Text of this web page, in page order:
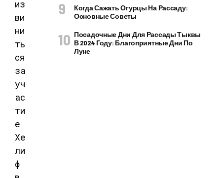
Когда Сажать Огурцы На Рассаду:
Основные Советы
Посадочные Дни Для Рассады Тыквы
В 2024 Году: Благоприятные Дни По
Луне